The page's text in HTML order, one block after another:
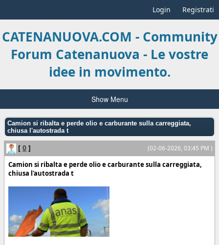
Login Registrati
CATENANUOVA.COM - Community
Forum Catenanuova - Le vostre
idee in movimento.
Show Menu
Camion si ribalta e perde olio e carburante sulla carreggiata,
chiusa l'autostrada t
(02-06-2026, 03:45 PM )
[ 0 ]
Camion si ribalta e perde olio e carburante sulla carreggiata,
chiusa l'autostrada t